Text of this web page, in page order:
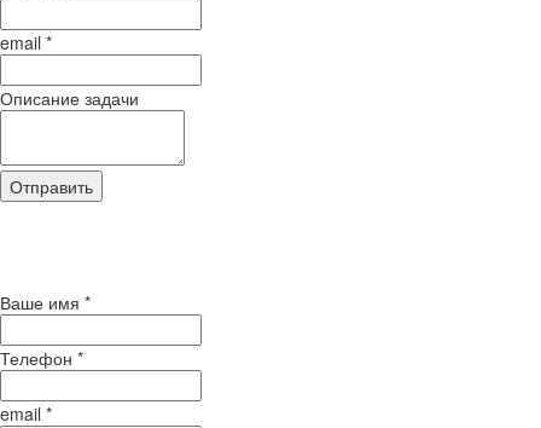
email *
Описание задачи
Отправить
Ваше имя *
Телефон *
email *